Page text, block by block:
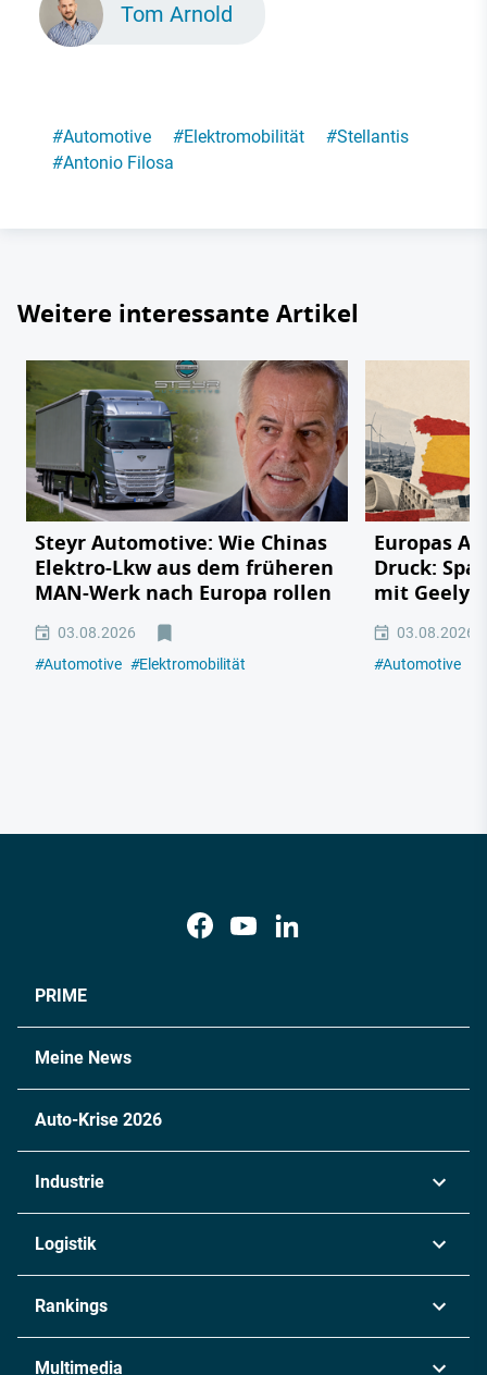
Tom Arnold
#Automotive #Elektromobilität #Stellantis
#Antonio Filosa
Weitere interessante Artikel
Steyr Automotive: Wie Chinas
Elektro-Lkw aus dem früheren
MAN-Werk nach Europa rollen
03.08.2026
#Automotive #Elektromobilität
Europas
Druck:
mit Geely,
03.08.2026
#Automotive
PRIME
Meine News
Auto-Krise 2026
Industrie
Chemie
Metall
Logistik
Rankings
Multimedia